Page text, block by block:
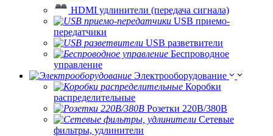
HDMI удлинители (передача сигнала)
USB приемо-
передатчики
USB разветвители
Беспроводное
управление
Электрооборудование
Коробки
распределительные
Розетки 220В/380В
Сетевые
фильтры, удлинители